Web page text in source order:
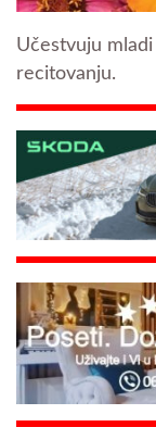
Učestvuju
recitovanju.